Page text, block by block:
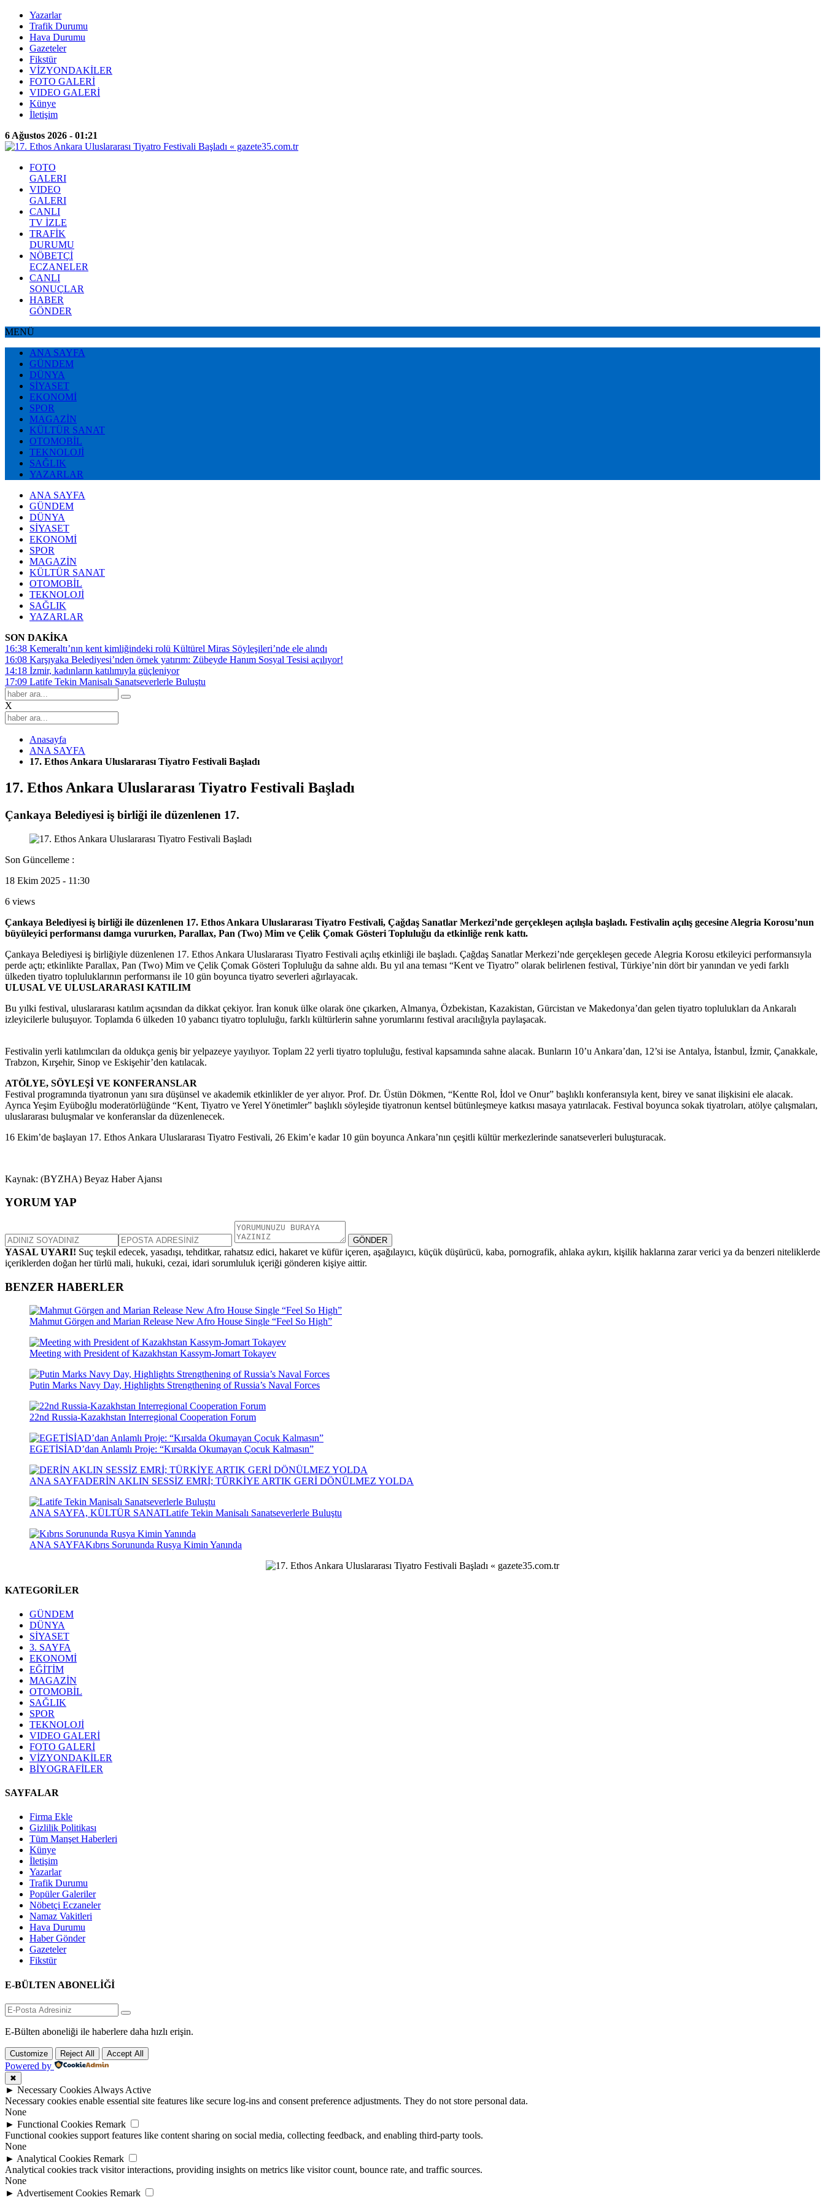
Yazarlar
Trafik Durumu
Hava Durumu
Gazeteler
Fikstür
VİZYONDAKİLER
FOTO GALERİ
VIDEO GALERİ
Künye
İletişim
6 Ağustos 2026 - 01:21
FOTO
GALERI
VIDEO
GALERI
CANLI
TV İZLE
TRAFİK
DURUMU
NÖBETÇİ
ECZANELER
CANLI
SONUÇLAR
HABER
GÖNDER
MENÜ
ANA SAYFA
GÜNDEM
DÜNYA
SİYASET
EKONOMİ
SPOR
MAGAZİN
KÜLTÜR SANAT
OTOMOBİL
TEKNOLOJİ
SAĞLIK
YAZARLAR
ANA SAYFA
GÜNDEM
DÜNYA
SİYASET
EKONOMİ
SPOR
MAGAZİN
KÜLTÜR SANAT
OTOMOBİL
TEKNOLOJİ
SAĞLIK
YAZARLAR
SON DAKİKA
16:38 Kemeraltı’nın kent kimliğindeki rolü Kültürel Miras Söyleşileri’nde ele alındı
16:08 Karşıyaka Belediyesi’nden örnek yatırım: Zübeyde Hanım Sosyal Tesisi açılıyor!
14:18 İzmir, kadınların katılımıyla güçleniyor
17:09 Latife Tekin Manisalı Sanatseverlerle Buluştu
X
Anasayfa
ANA SAYFA
17. Ethos Ankara Uluslararası Tiyatro Festivali Başladı
17. Ethos Ankara Uluslararası Tiyatro Festivali Başladı
Çankaya Belediyesi iş birliği ile düzenlenen 17.
Son Güncelleme :
18 Ekim 2025 - 11:30
6 views
Çankaya Belediyesi iş birliği ile düzenlenen 17. Ethos Ankara Uluslararası Tiyatro Festivali, Çağdaş Sanatlar Merkezi’nde gerçekleşen açılışla başladı. Festivalin açılış gecesine Alegria Korosu’nun
büyüleyici performansı damga vururken, Parallax, Pan (Two) Mim ve Çelik Çomak Gösteri Topluluğu da etkinliğe renk kattı.
Çankaya Belediyesi iş birliğiyle düzenlenen 17. Ethos Ankara Uluslararası Tiyatro Festivali açılış etkinliği ile başladı. Çağdaş Sanatlar Merkezi’nde gerçekleşen gecede Alegria Korosu etkileyici performansıyla
perde açtı; etkinlikte Parallax, Pan (Two) Mim ve Çelik Çomak Gösteri Topluluğu da sahne aldı. Bu yıl ana teması “Kent ve Tiyatro” olarak belirlenen festival, Türkiye’nin dört bir yanından ve yedi farklı
ülkeden tiyatro topluluklarının performansı ile 10 gün boyunca tiyatro severleri ağırlayacak.
ULUSAL VE ULUSLARARASI KATILIM
Bu yılki festival, uluslararası katılım açısından da dikkat çekiyor. İran konuk ülke olarak öne çıkarken, Almanya, Özbekistan, Kazakistan, Gürcistan ve Makedonya’dan gelen tiyatro toplulukları da Ankaralı
izleyicilerle buluşuyor. Toplamda 6 ülkeden 10 yabancı tiyatro topluluğu, farklı kültürlerin sahne yorumlarını festival aracılığıyla paylaşacak.
Festivalin yerli katılımcıları da oldukça geniş bir yelpazeye yayılıyor. Toplam 22 yerli tiyatro topluluğu, festival kapsamında sahne alacak. Bunların 10’u Ankara’dan, 12’si ise Antalya, İstanbul, İzmir, Çanakkale,
Trabzon, Kırşehir, Sinop ve Eskişehir’den katılacak.
ATÖLYE, SÖYLEŞİ VE KONFERANSLAR
Festival programında tiyatronun yanı sıra düşünsel ve akademik etkinlikler de yer alıyor. Prof. Dr. Üstün Dökmen, “Kentte Rol, İdol ve Onur” başlıklı konferansıyla kent, birey ve sanat ilişkisini ele alacak.
Ayrıca Yeşim Eyüboğlu moderatörlüğünde “Kent, Tiyatro ve Yerel Yönetimler” başlıklı söyleşide tiyatronun kentsel bütünleşmeye katkısı masaya yatırılacak. Festival boyunca sokak tiyatroları, atölye çalışmaları,
uluslararası buluşmalar ve konferanslar da düzenlenecek.
16 Ekim’de başlayan 17. Ethos Ankara Uluslararası Tiyatro Festivali, 26 Ekim’e kadar 10 gün boyunca Ankara’nın çeşitli kültür merkezlerinde sanatseverleri buluşturacak.
Kaynak: (BYZHA) Beyaz Haber Ajansı
YORUM YAP
GÖNDER
YASAL UYARI! Suç teşkil edecek, yasadışı, tehditkar, rahatsız edici, hakaret ve küfür içeren, aşağılayıcı, küçük düşürücü, kaba, pornografik, ahlaka aykırı, kişilik haklarına zarar verici ya da benzeri niteliklerde
içeriklerden doğan her türlü mali, hukuki, cezai, idari sorumluluk içeriği gönderen kişiye aittir.
BENZER HABERLER
Mahmut Görgen and Marian Release New Afro House Single “Feel So High”
Meeting with President of Kazakhstan Kassym-Jomart Tokayev
Putin Marks Navy Day, Highlights Strengthening of Russia’s Naval Forces
22nd Russia-Kazakhstan Interregional Cooperation Forum
EGETİSİAD’dan Anlamlı Proje: “Kırsalda Okumayan Çocuk Kalmasın”
ANA SAYFADERİN AKLIN SESSİZ EMRİ; TÜRKİYE ARTIK GERİ DÖNÜLMEZ YOLDA
ANA SAYFA, KÜLTÜR SANATLatife Tekin Manisalı Sanatseverlerle Buluştu
ANA SAYFAKıbrıs Sorununda Rusya Kimin Yanında
KATEGORİLER
GÜNDEM
DÜNYA
SİYASET
3. SAYFA
EKONOMİ
EĞİTİM
MAGAZİN
OTOMOBİL
SAĞLIK
SPOR
TEKNOLOJİ
VIDEO GALERİ
FOTO GALERİ
VİZYONDAKİLER
BİYOGRAFİLER
SAYFALAR
Firma Ekle
Gizlilik Politikası
Tüm Manşet Haberleri
Künye
İletişim
Yazarlar
Trafik Durumu
Popüler Galeriler
Nöbetçi Eczaneler
Namaz Vakitleri
Hava Durumu
Haber Gönder
Gazeteler
Fikstür
E-BÜLTEN ABONELİĞİ
E-Bülten aboneliği ile haberlere daha hızlı erişin.
Customize Reject All Accept All
Powered by
✖
► Necessary Cookies Always Active
Necessary cookies enable essential site features like secure log-ins and consent preference adjustments. They do not store personal data.
None
► Functional Cookies Remark
Functional cookies support features like content sharing on social media, collecting feedback, and enabling third-party tools.
None
► Analytical Cookies Remark
Analytical cookies track visitor interactions, providing insights on metrics like visitor count, bounce rate, and traffic sources.
None
► Advertisement Cookies Remark